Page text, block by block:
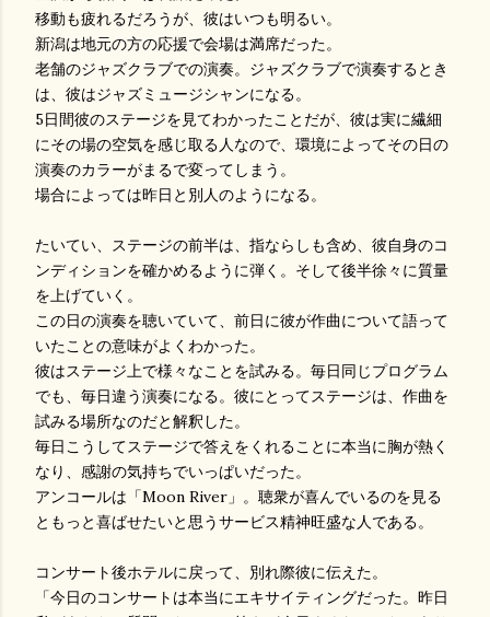
移動も疲れるだろうが、彼はいつも明るい。
新潟は地元の方の応援で会場は満席だった。
老舗のジャズクラブでの演奏。ジャズクラブで演奏するとき
は、彼はジャズミュージシャンになる。
5日間彼のステージを見てわかったことだが、彼は実に繊細
にその場の空気を感じ取る人なので、環境によってその日の
演奏のカラーがまるで変ってしまう。
場合によっては昨日と別人のようになる。
たいてい、ステージの前半は、指ならしも含め、彼自身のコ
ンディションを確かめるように弾く。そして後半徐々に質量
を上げていく。
この日の演奏を聴いていて、前日に彼が作曲について語って
いたことの意味がよくわかった。
彼はステージ上で様々なことを試みる。毎日同じプログラム
でも、毎日違う演奏になる。彼にとってステージは、作曲を
試みる場所なのだと解釈した。
毎日こうしてステージで答えをくれることに本当に胸が熱く
なり、感謝の気持ちでいっぱいだった。
アンコールは「Moon River」。聴衆が喜んでいるのを見る
ともっと喜ばせたいと思うサービス精神旺盛な人である。
コンサート後ホテルに戻って、別れ際彼に伝えた。
「今日のコンサートは本当にエキサイティングだった。昨日